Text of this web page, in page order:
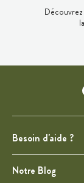
Besoin d'aide ?
Notre Blog